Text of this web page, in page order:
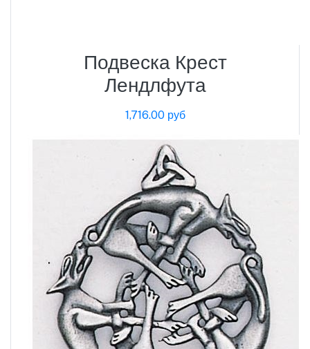
Подвеска Крест
Лендлфута
1,716.00 руб